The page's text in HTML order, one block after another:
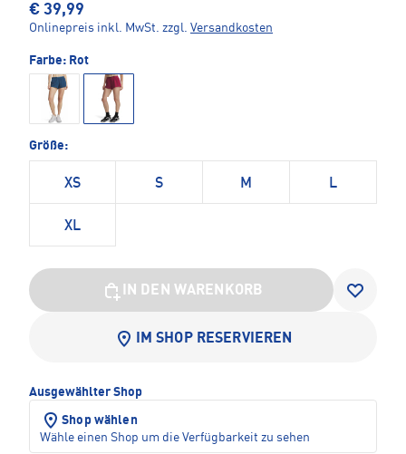
€ 39,99
Onlinepreis inkl. MwSt. zzgl. Versandkosten
Farbe: Rot
Größe:
XS S M L
XL
IN DEN WARENKORB
IM SHOP RESERVIEREN
Ausgewählter Shop
Shop wählen
Wähle einen Shop um die Verfügbarkeit zu sehen